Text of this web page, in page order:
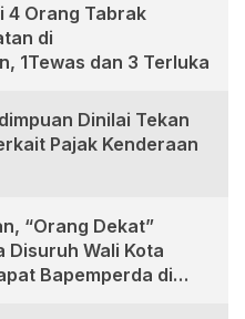
4 Orang Tabrak
di
1Tewas dan 3 Terluka
Dinilai Tekan
Pajak Kenderaan
“Orang Dekat”
Disuruh Wali Kota
Bapemperda di